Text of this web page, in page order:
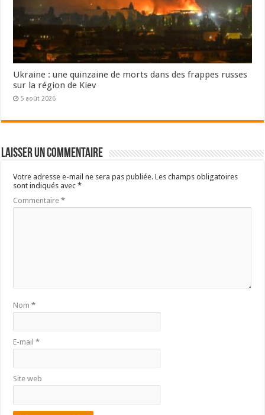
Ukraine : une quinzaine de morts dans des frappes russes
sur la région de Kiev
5 août 2026
Laisser un commentaire
Votre adresse e-mail ne sera pas publiée. Les champs obligatoires
sont indiqués avec*
Commentaire*
Nom*
E-mail*
Site web